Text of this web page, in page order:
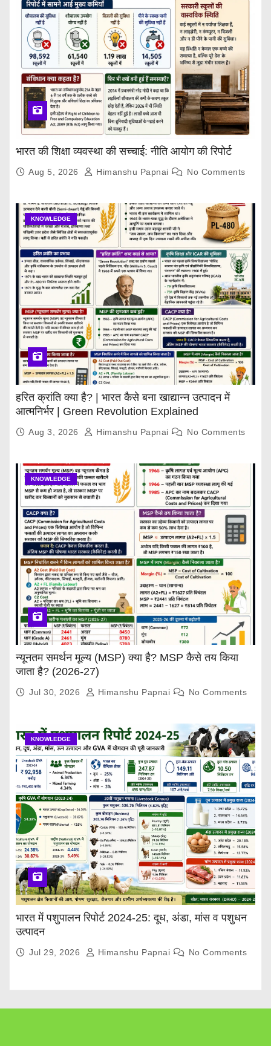
भारत की शिक्षा व्यवस्था की सच्चाई: नीति आयोग की रिपोर्ट
Aug 5, 2026 Himanshu Papnai No Comments
KNOWLEDGE
हरित क्रांति क्या है? | भारत कैसे बना खाद्यान्न उत्पादन में
आत्मनिर्भर | Green Revolution Explained
Aug 3, 2026 Himanshu Papnai No Comments
KNOWLEDGE
न्यूनतम समर्थन मूल्य (MSP) क्या है? MSP कैसे तय किया
जाता है? (2026-27)
Jul 30, 2026 Himanshu Papnai No Comments
KNOWLEDGE
भारत में पशुपालन रिपोर्ट 2024-25: दूध, अंडा, मांस व पशुधन
उत्पादन
Jul 29, 2026 Himanshu Papnai No Comments